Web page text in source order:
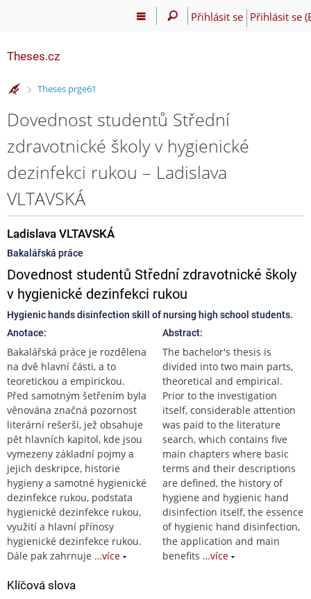
Přihlásit se Přihlásit se
Theses.cz
>
Theses prge61
Dovednost studentů Střední
zdravotnické školy v hygienické
dezinfekci rukou – Ladislava
VLTAVSKÁ
Ladislava VLTAVSKÁ
Bakalářská práce
Dovednost studentů Střední zdravotnické školy
v hygienické dezinfekci rukou
Hygienic hands disinfection skill of nursing high school students.
Anotace:
Bakalářská práce je rozdělena
na dvě hlavní části, a to
teoretickou a empirickou.
Před samotným šetřením byla
věnována značná pozornost
literární rešerši, jež obsahuje
pět hlavních kapitol, kde jsou
vymezeny základní pojmy a
jejich deskripce, historie
hygieny a samotné hygienické
dezinfekce rukou, podstata
hygienické dezinfekce rukou,
využití a hlavní přínosy
hygienické dezinfekce rukou.
Dále pak zahrnuje …více
Abstract:
The bachelor's thesis is
divided into two main parts,
theoretical and empirical.
Prior to the investigation
itself, considerable attention
was paid to the literature
search, which contains five
main chapters where basic
terms and their descriptions
are defined, the history of
hygiene and hygienic hand
disinfection itself, the essence
of hygienic hand disinfection,
the application and main
benefits …více
Klíčová slova